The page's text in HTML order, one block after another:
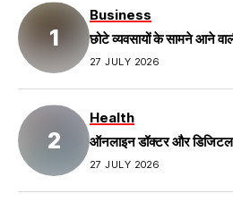
Business
छोटे व्यवसायों के सामने आने
27 JULY 2026
Health
ऑनलाइन डॉक्टर और डिजिटल
27 JULY 2026